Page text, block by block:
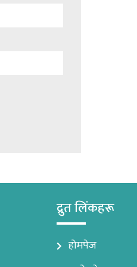
द्रुत लिंकहरू
होमपेज